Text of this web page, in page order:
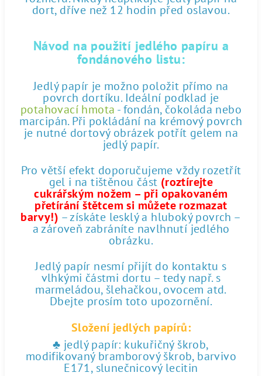
dort, dříve než 12 hodin před oslavou.
Návod na použití jedlého papíru a
fondánového listu:
Jedlý papír je možno položit přímo na
povrch dortíku. Ideální podklad je
potahovací hmota - fondán, čokoláda nebo
marcipán. Při pokládání na krémový povrch
je nutné dortový obrázek potřít gelem na
jedlý papír.
Pro větší efekt doporučujeme vždy rozetřít
gel i na tištěnou část (roztírejte
cukrářským nožem – při opakovaném
přetírání štětcem si můžete rozmazat
barvy!) – získáte lesklý a hluboký povrch –
a zároveň zabráníte navlhnutí jedlého
obrázku.
Jedlý papír nesmí přijít do kontaktu s
vlhkými částmi dortu – tedy např. s
marmeládou, šlehačkou, ovocem atd.
Dbejte prosím toto upozornění.
Složení jedlých papírů:
♣ jedlý papír: kukuřičný škrob,
modifikovaný bramborový škrob, barvivo
E171, slunečnicový lecitin